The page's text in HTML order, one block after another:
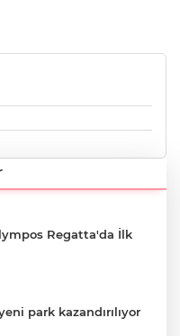
Regatta'da İlk
park kazandırılıyor